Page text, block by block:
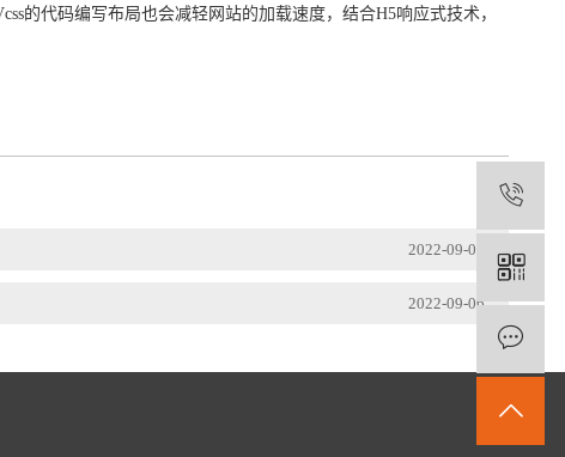
的代码编写布局也会减轻网站的加载速度，结合H5响应式技术，
2022-09-05
2022-09-06